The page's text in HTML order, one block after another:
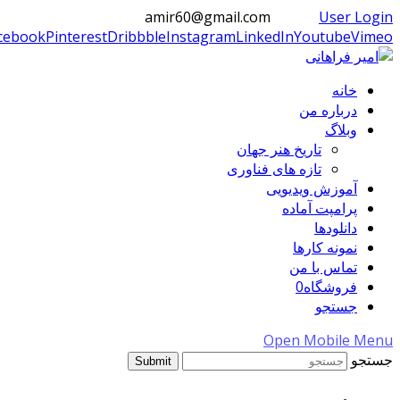
amir60@gmail.com
User Login
PinterestDribbbleInstagramLinkedInYoutubeVimeo
خانه
درباره من
وبلاگ
تاریخ هنر جهان
تازه های فناوری
آموزش ویدیویی
پرامپت آماده
دانلودها
نمونه کارها
تماس با من
فروشگاه0
جستجو
Open Mobile Menu
جستجو
Submit